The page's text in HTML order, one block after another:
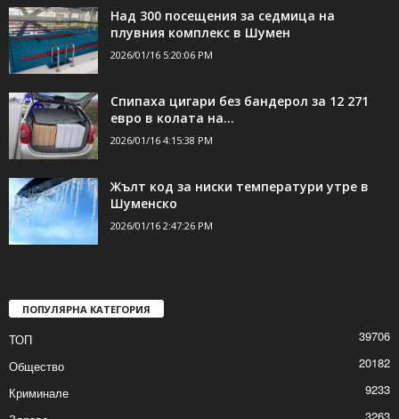
Над 300 посещения за седмица на
плувния комплекс в Шумен
2026/01/16 5:20:06 PM
Спипаха цигари без бандерол за 12 271
евро в колата на...
2026/01/16 4:15:38 PM
Жълт код за ниски температури утре в
Шуменско
2026/01/16 2:47:26 PM
ПОПУЛЯРНА КАТЕГОРИЯ
ТОП
39706
Общество
20182
Криминале
9233